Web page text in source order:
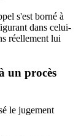
s'est borné à
dans celui-
réellement lui
un procès
le jugement